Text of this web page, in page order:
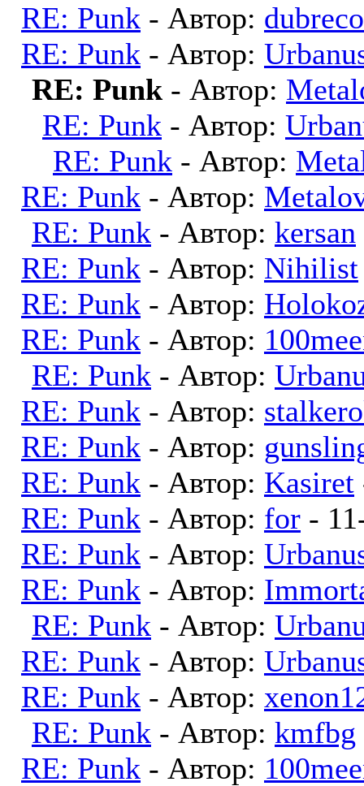
RE: Punk - Автор:
RE: Punk - Автор:
RE: Punk - Автор:
RE: Punk - Автор:
RE: Punk - Автор:
RE: Punk - Автор:
RE: Punk - Автор: kersan
RE: Punk - Автор: Nihilist
RE: Punk - Автор:
RE: Punk - Автор:
RE: Punk - Автор:
RE: Punk - Автор:
RE: Punk - Автор:
RE: Punk - Автор: Kasiret
RE: Punk - Автор: for -
RE: Punk - Автор:
RE: Punk - Автор:
RE: Punk - Автор:
RE: Punk - Автор:
RE: Punk - Автор:
RE: Punk - Автор: kmfbg
RE: Punk - Автор: